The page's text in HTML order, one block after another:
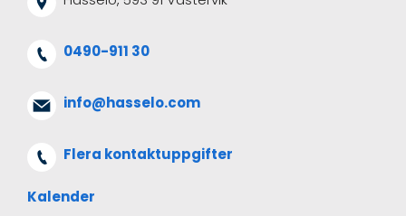
0490-911 30
info@hasselo.com
Flera kontaktuppgifter
Kalender